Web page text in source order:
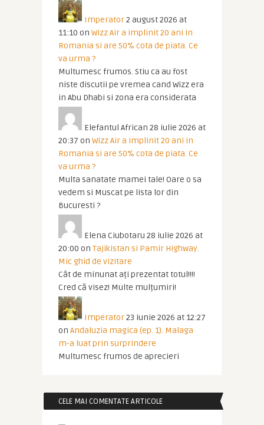
Imperator2 august 2026 at
11:10 on Wizz Air a implinit 20 ani in
Romania si are 50% cota de piata. Ce
va urma ?
Multumesc frumos. Stiu ca au fost
niste discutii pe vremea cand Wizz era
in Abu Dhabi si zona era considerata
Elefantul African 28 iulie 2026 at
20:37 on Wizz Air a implinit 20 ani in
Romania si are 50% cota de piata. Ce
va urma ?
Multa sanatate mamei tale! Oare o sa
vedem si Muscat pe lista lor din
Bucuresti ?
Elena Ciubotaru 28 iulie 2026 at
20:00 on Tajikistan si Pamir Highway.
Mic ghid de vizitare
Cât de minunat ați prezentat totul!!!!
Cred că visez! Multe mulțumiri!
Imperator23 iunie 2026 at 12:27
on Andaluzia magica (ep. 1). Malaga
m-a luat prin surprindere
Multumesc frumos de aprecieri
CELE MAI COMENTATE ARTICOLE